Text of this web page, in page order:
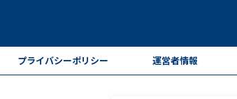
プライバシーポリシー 運営者情報